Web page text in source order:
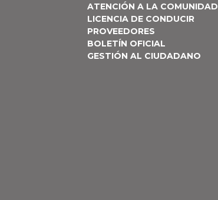
ATENCIÓN A LA COMUNIDAD
LICENCIA DE CONDUCIR
PROVEEDORES
BOLETÍN OFICIAL
GESTIÓN AL CIUDADANO